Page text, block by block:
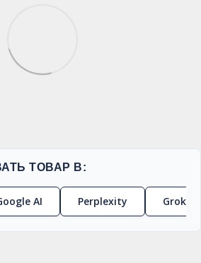
ТОВАР В:
AI Perplexity Grok